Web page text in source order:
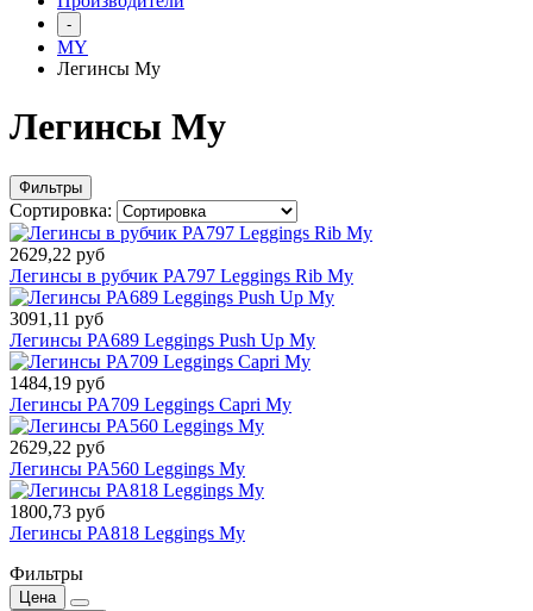
-
MY
Легинсы My
Легинсы My
Фильтры
Сортировка:
2629,22 руб
Легинсы в рубчик PA797 Leggings Rib My
3091,11 руб
Легинсы PA689 Leggings Push Up My
1484,19 руб
Легинсы PA709 Leggings Capri My
2629,22 руб
Легинсы PA560 Leggings My
1800,73 руб
Легинсы PA818 Leggings My
Фильтры
Цена